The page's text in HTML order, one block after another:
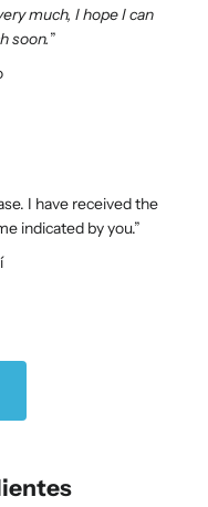
much, I hope I can
soon.
I have received the
indicated by you.